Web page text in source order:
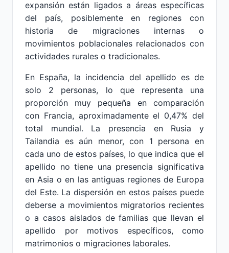
expansión están ligados a áreas específicas
del país, posiblemente en regiones con
historia de migraciones internas o
movimientos poblacionales relacionados con
actividades rurales o tradicionales.
En España, la incidencia del apellido es de
solo 2 personas, lo que representa una
proporción muy pequeña en comparación
con Francia, aproximadamente el 0,47% del
total mundial. La presencia en Rusia y
Tailandia es aún menor, con 1 persona en
cada uno de estos países, lo que indica que el
apellido no tiene una presencia significativa
en Asia o en las antiguas regiones de Europa
del Este. La dispersión en estos países puede
deberse a movimientos migratorios recientes
o a casos aislados de familias que llevan el
apellido por motivos específicos, como
matrimonios o migraciones laborales.